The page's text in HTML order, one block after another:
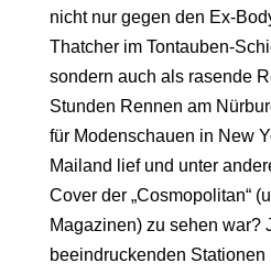
nicht nur gegen den Ex-
Thatcher im Tontauben-
sondern auch als rasende
Stunden Rennen am
für Modenschauen in New
Mailand lief und unter
Cover der „Cosmopolitan“
Magazinen) zu sehen war?
beeindruckenden